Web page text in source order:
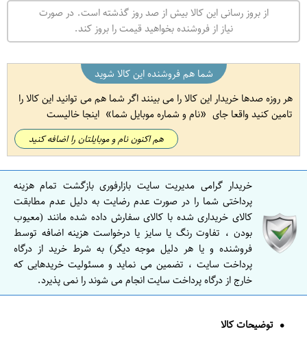
از بروز رسانی این کالا بیش از صد روز گذشته است. در صورت
نیاز از فروشنده بخواهید قیمت را بروز کند.
شما هم فروشنده این کالا شوید
هر روزه صدها خریدار این کالا را می بینند اگر شما هم می توانید این کالا را
تامین کنید واقعا جای
نام و شماره موبایل شما اینجا خالیست
هم اکنون نام و موبایلتان را اضافه کنید
خریدار گرامی مدیریت سایت بازارفوری بازگشت تمام هزینه
پرداختی شما را در صورت عدم رضایت به دلیل عدم مطابقت
کالای خریداری شده با کالای سفارش داده شده مانند (معیوب
بودن ، تفاوت رنگ یا سایز یا درخواست هزینه اضافه توسط
فروشنده و یا هر دلیل موجه دیگر) به شرط خرید از درگاه
پرداخت سایت ، تضمین می نماید و مسئولیت خریدهایی که
خارج از درگاه پرداخت سایت انجام می شوند را نمی پذیرد.
توضیحات کالا